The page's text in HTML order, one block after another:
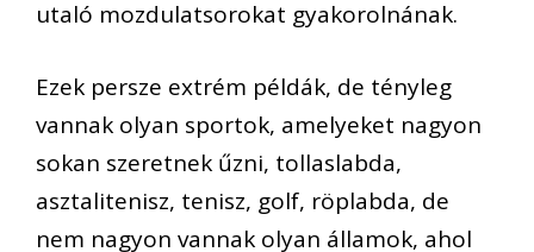
utaló mozdulatsorokat gyakorolnának.
Ezek persze extrém példák, de tényleg
vannak olyan sportok, amelyeket nagyon
sokan szeretnek űzni, tollaslabda,
asztalitenisz, tenisz, golf, röplabda, de
nem nagyon vannak olyan államok, ahol